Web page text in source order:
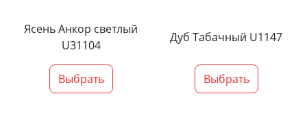
Ясень Анкор светлый
U31104
Выбрать
Дуб Табачный U1147
Выбрать